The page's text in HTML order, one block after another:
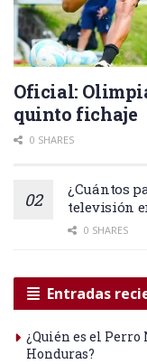
Oficial:
quinto fichaje
0 SHARES
¿Cuántos
televisión
0 SHARES
Entradas
¿Quién es el
Honduras?